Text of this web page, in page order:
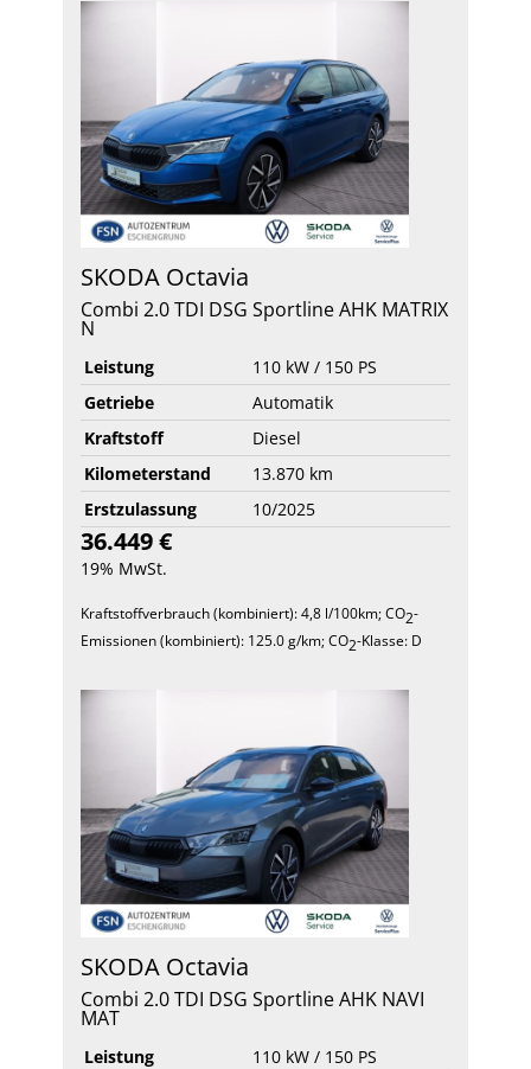
SKODA Octavia
Combi 2.0 TDI DSG Sportline AHK MATRIX
N
Leistung
110 kW / 150 PS
Getriebe
Automatik
Kraftstoff
Diesel
Kilometerstand
13.870 km
Erstzulassung
10/2025
36.449 €
19% MwSt.
Kraftstoffverbrauch (kombiniert):4,8 l/100km;CO2-
Emissionen (kombiniert): 125.0 g/km;CO2-Klasse: D
SKODA Octavia
Combi 2.0 TDI DSG Sportline AHK NAVI
MAT
Leistung
110 kW / 150 PS